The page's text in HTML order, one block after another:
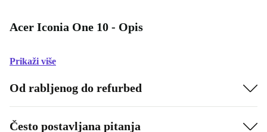
Acer Iconia One 10 - Opis
Prikaži više
Od rabljenog do refurbed
Često postavljana pitanja